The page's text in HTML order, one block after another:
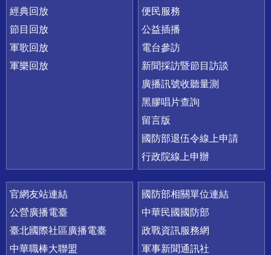
經典回放
節目回放
軍歌回放
軍樂回放
便民服務
公益插播
電台參訪
新聞採訪暨節目訪談
廣播訊號收聽量測
黑膠唱片查詢
留言版
國防部退伍令線上申請
行政院線上申辦
官網友站連結
公營廣播電臺
臺北國際社區廣播電臺
中華職棒大聯盟
國防部相關單位連結
中華民國國防部
政戰資訊服務網
軍事新聞通訊社